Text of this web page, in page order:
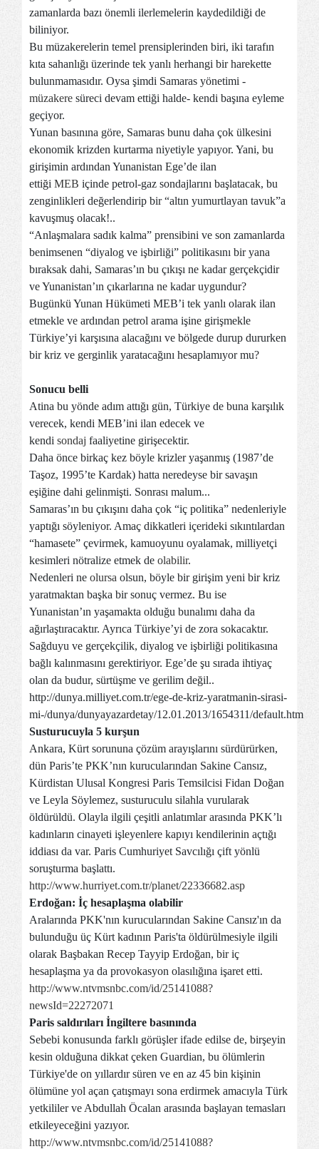
zamanlarda bazı önemli ilerlemelerin kaydedildiği de
biliniyor.
Bu müzakerelerin temel prensiplerinden biri, iki tarafın
kıta sahanlığı üzerinde tek yanlı herhangi bir harekette
bulunmamasıdır. Oysa şimdi Samaras yönetimi -
müzakere süreci devam ettiği halde- kendi başına eyleme
geçiyor.
Yunan basınına göre, Samaras bunu daha çok ülkesini
ekonomik krizden kurtarma niyetiyle yapıyor. Yani, bu
girişimin ardından Yunanistan Ege’de ilan
ettiği MEB içinde petrol-gaz sondajlarını başlatacak, bu
zenginlikleri değerlendirip bir “altın yumurtlayan tavuk”a
kavuşmuş olacak!..
“Anlaşmalara sadık kalma” prensibini ve son zamanlarda
benimsenen “diyalog ve işbirliği” politikasını bir yana
bıraksak dahi, Samaras’ın bu çıkışı ne kadar gerçekçidir
ve Yunanistan’ın çıkarlarına ne kadar uygundur?
Bugünkü Yunan Hükümeti MEB’i tek yanlı olarak ilan
etmekle ve ardından petrol arama işine girişmekle
Türkiye’yi karşısına alacağını ve bölgede durup dururken
bir kriz ve gerginlik yaratacağını hesaplamıyor mu?
Sonucu belli
Atina bu yönde adım attığı gün, Türkiye de buna karşılık
verecek, kendi MEB’ini ilan edecek ve
kendi sondaj faaliyetine girişecektir.
Daha önce birkaç kez böyle krizler yaşanmış (1987’de
Taşoz, 1995’te Kardak) hatta neredeyse bir savaşın
eşiğine dahi gelinmişti. Sonrası malum...
Samaras’ın bu çıkışını daha çok “iç politika” nedenleriyle
yaptığı söyleniyor. Amaç dikkatleri içerideki sıkıntılardan
“hamasete” çevirmek, kamuoyunu oyalamak, milliyetçi
kesimleri nötralize etmek de olabilir.
Nedenleri ne olursa olsun, böyle bir girişim yeni bir kriz
yaratmaktan başka bir sonuç vermez. Bu ise
Yunanistan’ın yaşamakta olduğu bunalımı daha da
ağırlaştıracaktır. Ayrıca Türkiye’yi de zora sokacaktır.
Sağduyu ve gerçekçilik, diyalog ve işbirliği politikasına
bağlı kalınmasını gerektiriyor. Ege’de şu sırada ihtiyaç
olan da budur, sürtüşme ve gerilim değil..
http://dunya.milliyet.com.tr/ege-de-kriz-yaratmanin-sirasi-
mi-/dunya/dunyayazardetay/12.01.2013/1654311/default.htm
Susturucuyla 5 kurşun
Ankara, Kürt sorununa çözüm arayışlarını sürdürürken,
dün Paris’te PKK’nın kurucularından Sakine Cansız,
Kürdistan Ulusal Kongresi Paris Temsilcisi Fidan Doğan
ve Leyla Söylemez, susturuculu silahla vurularak
öldürüldü. Olayla ilgili çeşitli anlatımlar arasında PKK’lı
kadınların cinayeti işleyenlere kapıyı kendilerinin açtığı
iddiası da var. Paris Cumhuriyet Savcılığı çift yönlü
soruşturma başlattı.
http://www.hurriyet.com.tr/planet/22336682.asp
Erdoğan: İç hesaplaşma olabilir
Aralarında PKK'nın kurucularından Sakine Cansız'ın da
bulunduğu üç Kürt kadının Paris'ta öldürülmesiyle ilgili
olarak Başbakan Recep Tayyip Erdoğan, bir iç
hesaplaşma ya da provokasyon olasılığına işaret etti.
http://www.ntvmsnbc.com/id/25141088?
newsId=22272071
Paris saldırıları İngiltere basınında
Sebebi konusunda farklı görüşler ifade edilse de, birşeyin
kesin olduğuna dikkat çeken Guardian, bu ölümlerin
Türkiye'de on yıllardır süren ve en az 45 bin kişinin
ölümüne yol açan çatışmayı sona erdirmek amacıyla Türk
yetkililer ve Abdullah Öcalan arasında başlayan temasları
etkileyeceğini yazıyor.
http://www.ntvmsnbc.com/id/25141088?